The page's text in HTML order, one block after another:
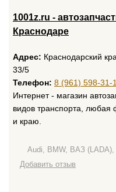
1001z.ru -
Краснодаре
Адрес: Краснодарский
33/5
Телефон: 8 (961) 598-31-
Интернет - магазин
видов транспорта, любая
и краю.
Audi, BMW, ВАЗ (LADA),
Добавить отзыв